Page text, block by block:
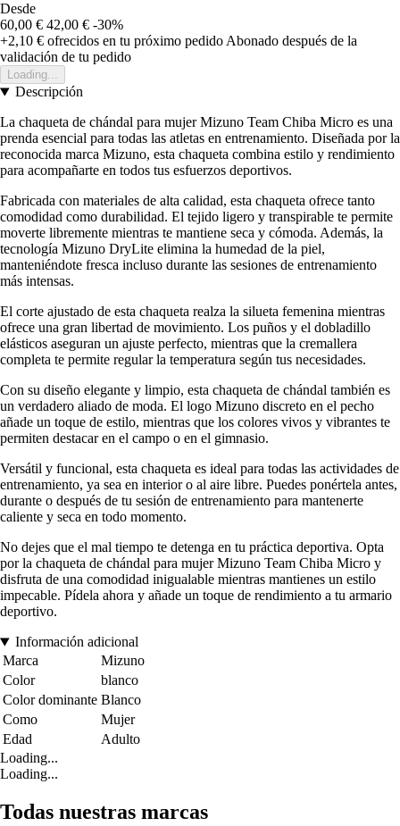
Desde
60,00 € 42,00 € -30%
+2,10 € ofrecidos en tu próximo pedido Abonado después de la
validación de tu pedido
Loading...
Descripción
La chaqueta de chándal para mujer Mizuno Team Chiba Micro es una
prenda esencial para todas las atletas en entrenamiento. Diseñada por la
reconocida marca Mizuno, esta chaqueta combina estilo y rendimiento
para acompañarte en todos tus esfuerzos deportivos.
Fabricada con materiales de alta calidad, esta chaqueta ofrece tanto
comodidad como durabilidad. El tejido ligero y transpirable te permite
moverte libremente mientras te mantiene seca y cómoda. Además, la
tecnología Mizuno DryLite elimina la humedad de la piel,
manteniéndote fresca incluso durante las sesiones de entrenamiento
más intensas.
El corte ajustado de esta chaqueta realza la silueta femenina mientras
ofrece una gran libertad de movimiento. Los puños y el dobladillo
elásticos aseguran un ajuste perfecto, mientras que la cremallera
completa te permite regular la temperatura según tus necesidades.
Con su diseño elegante y limpio, esta chaqueta de chándal también es
un verdadero aliado de moda. El logo Mizuno discreto en el pecho
añade un toque de estilo, mientras que los colores vivos y vibrantes te
permiten destacar en el campo o en el gimnasio.
Versátil y funcional, esta chaqueta es ideal para todas las actividades de
entrenamiento, ya sea en interior o al aire libre. Puedes ponértela antes,
durante o después de tu sesión de entrenamiento para mantenerte
caliente y seca en todo momento.
No dejes que el mal tiempo te detenga en tu práctica deportiva. Opta
por la chaqueta de chándal para mujer Mizuno Team Chiba Micro y
disfruta de una comodidad inigualable mientras mantienes un estilo
impecable. Pídela ahora y añade un toque de rendimiento a tu armario
deportivo.
Información adicional
Marca
Mizuno
Color
blanco
Color dominante Blanco
Como
Mujer
Edad
Adulto
Loading...
Loading...
Todas nuestras marcas